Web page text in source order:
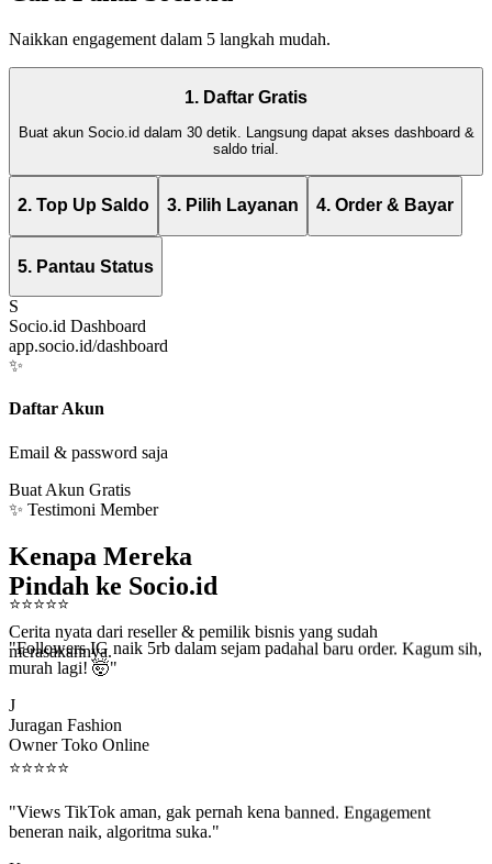
Naikkan engagement dalam 5 langkah mudah.
1. Daftar Gratis
Buat akun Socio.id dalam 30 detik. Langsung dapat akses dashboard &
saldo trial.
2. Top Up Saldo 3. Pilih Layanan 4. Order & Bayar
5. Pantau Status
S
Socio.id Dashboard
app.socio.id/dashboard
✨
Daftar Akun
Email & password saja
Buat Akun Gratis
✨ Testimoni Member
Kenapa Mereka
Pindah ke Socio.id
Cerita nyata dari reseller & pemilik bisnis yang sudah
merasakannya.
⭐⭐⭐⭐⭐
"Followers IG naik 5rb dalam sejam padahal baru order. Kagum sih,
murah lagi! 🤯"
Juragan Fashion
Owner Toko Online
⭐⭐⭐⭐ ⭐
beneran naik, algoritma suka."